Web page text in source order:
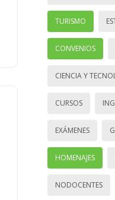
TURISMO
CONVENIOS
CIENCIA Y
CURSOS
EXÁMENES
HOMENAJES
NODOCENTES